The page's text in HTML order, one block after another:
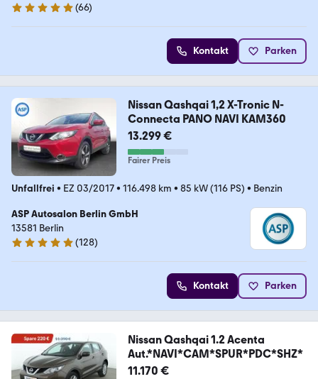
5 Sterne
(66)
Kontakt Parken
Nissan Qashqai 1,2 X-Tronic N-
Connecta PANO NAVI KAM360
13.299 €
Fairer Preis
Unfallfrei • EZ 03/2017• 116.498 km • 85 kW (116 PS) • Benzin
ASP Autosalon Berlin GmbH
13581 Berlin
4.8 Sterne
(128)
Kontakt Parken
Nissan Qashqai 1.2 Acenta
Aut.*NAVI*CAM*SPUR*PDC*SHZ*
11.170 €